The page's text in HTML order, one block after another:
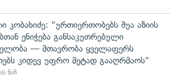
კობახიძე: "ურთიერთობებს შუა აზიის
ენიჭება განსაკუთრებული
— მთავრობა ყველაფერს
კიდევ უფრო მეტად გააღრმაოს"
წინ